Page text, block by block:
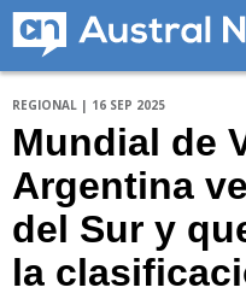
REGIONAL | 16 SEP 2025
Mundial de
Argentina
del Sur y
la